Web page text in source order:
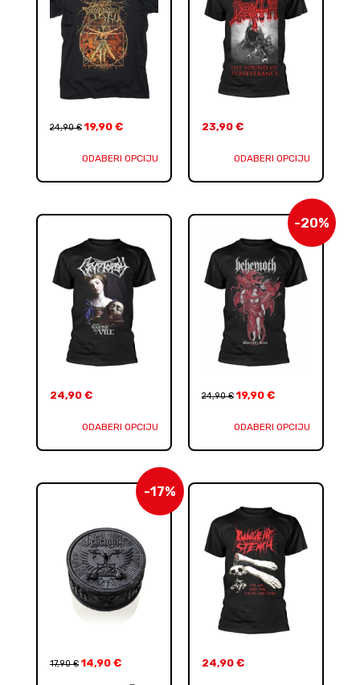
24,90€ 19,90 €
ODABERI OPCIJU
23,90 €
ODABERI OPCIJU
24,90 €
ODABERI OPCIJU
-20%
24,90€ 19,90 €
ODABERI OPCIJU
-17%
17,90€ 14,90 € 24,90 €